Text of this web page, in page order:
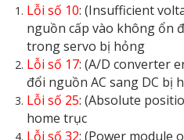
Lỗi số 10: (Insufficient
nguồn cấp vào không ổn
trong servo bị hỏng
Lỗi số 17: (A/D converter
đổi nguồn AC sang DC bị
Lỗi số 25: (Absolute
home trục
Lỗi số 32: (Power module